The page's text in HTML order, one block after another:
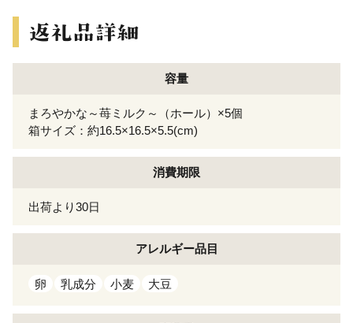
容量
まろやかな～苺ミルク～（ホール）×5個
箱サイズ：約16.5×16.5×5.5(cm)
消費期限
出荷より30日
アレルギー品目
卵 乳成分 小麦 大豆